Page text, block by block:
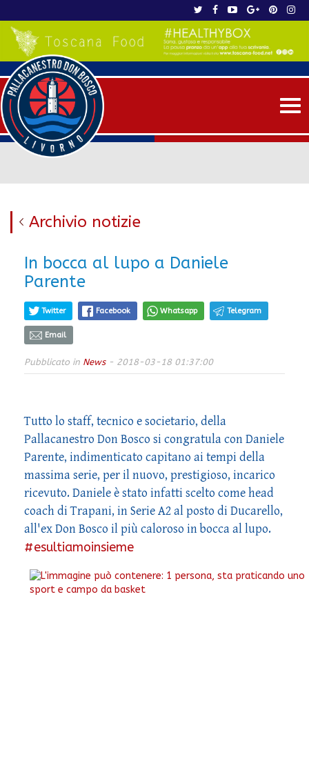
Archivio notizie
In bocca al lupo a Daniele
Parente
Twitter Facebook Whatsapp Telegram
Email
Pubblicato in News- 2018-03-18 01:37:00
Tutto lo staff, tecnico e societario, della
Pallacanestro Don Bosco si congratula con Daniele
Parente, indimenticato capitano ai tempi della
massima serie, per il nuovo, prestigioso, incarico
ricevuto. Daniele è stato infatti scelto come head
coach di Trapani, in Serie A2 al posto di Ducarello,
all'ex Don Bosco il più caloroso in bocca al lupo.
#esultiamoinsieme